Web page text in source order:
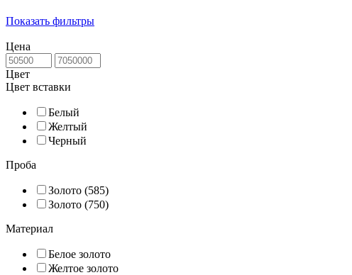
Показать фильтры
Цена
Цвет
Цвет вставки
Белый
Желтый
Черный
Проба
Золото (585)
Золото (750)
Материал
Белое золото
Желтое золото